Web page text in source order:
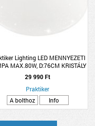
Lighting LED MENNYEZETI
MAX.80W, D:76CM KRISTÁLY
4700-9700LM, 3000-6500K
29 990 Ft
Praktiker
A bolthoz
Info